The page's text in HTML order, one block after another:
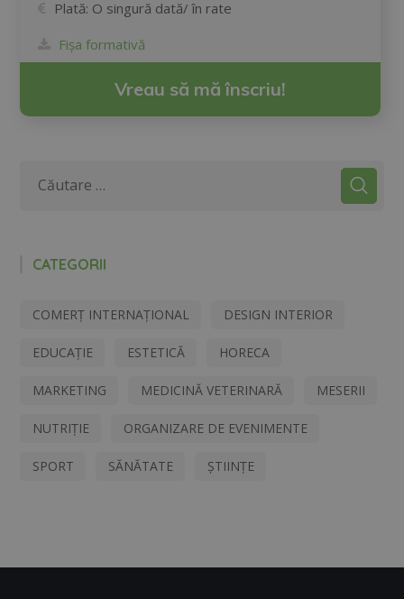
Plată: O singură dată/ în rate
Fișa formativă
Vreau să mă înscriu!
CATEGORII
COMERȚ INTERNAȚIONAL DESIGN INTERIOR
EDUCAȚIE ESTETICĂ HORECA
MARKETING MEDICINĂ VETERINARĂ MESERII
NUTRIȚIE ORGANIZARE DE EVENIMENTE
SPORT SĂNĂTATE ȘTIINȚE